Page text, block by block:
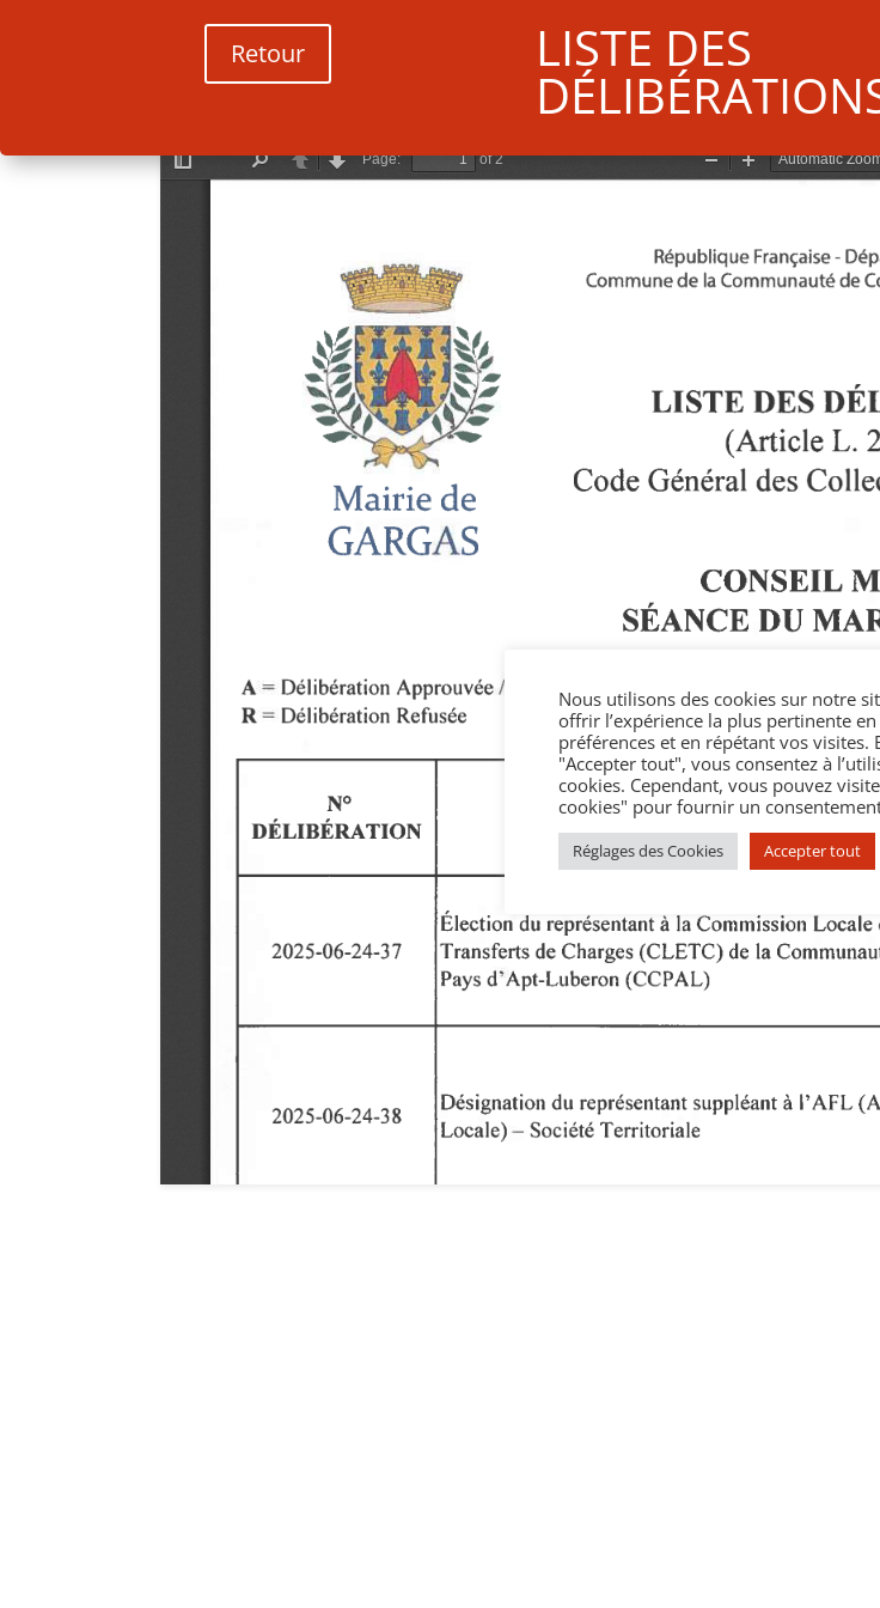
Retour LISTE DES
Nous utilisons des cookies sur notre
offrir l’expérience la plus pertinente
préférences et en répétant vos visites.
"Accepter tout", vous consentez à
cookies. Cependant, vous pouvez
cookies" pour fournir un
Réglages des Cookies Accepter tout